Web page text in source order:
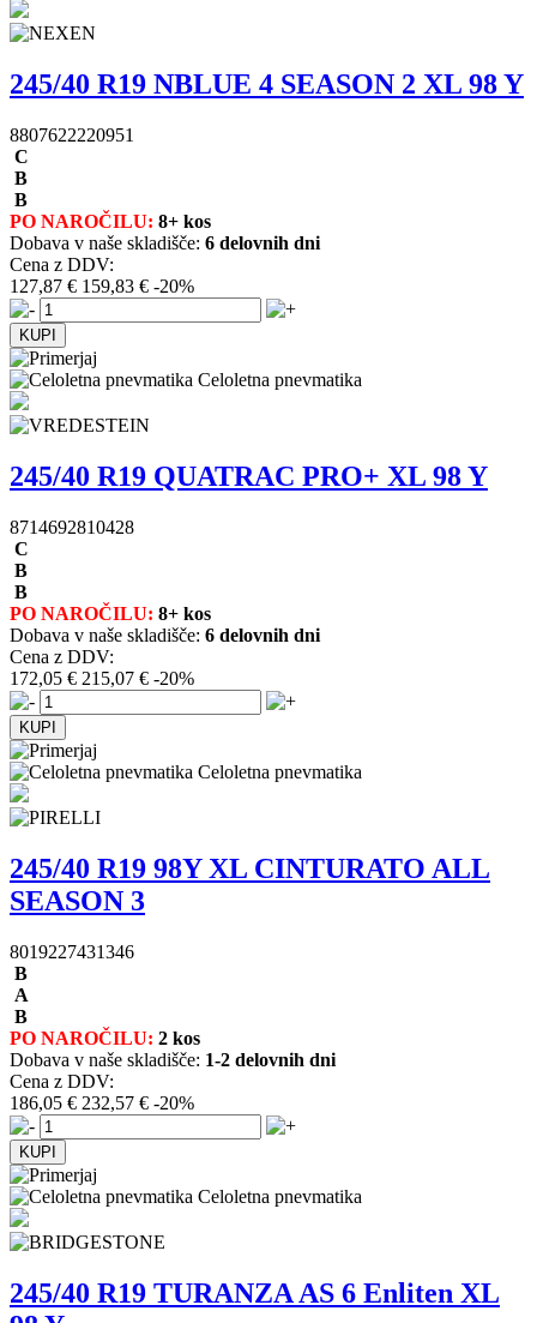
245/40 R19 NBLUE 4 SEASON 2 XL 98 Y
8807622220951
C
B
B
PO NAROČILU: 8+ kos
Dobava v naše skladišče: 6 delovnih dni
Cena z DDV:
127,87 € 159,83 € -20%
Celoletna pnevmatika
245/40 R19 QUATRAC PRO+ XL 98 Y
8714692810428
C
B
B
PO NAROČILU: 8+ kos
Dobava v naše skladišče: 6 delovnih dni
Cena z DDV:
172,05 € 215,07 € -20%
Celoletna pnevmatika
245/40 R19 98Y XL CINTURATO ALL
SEASON 3
8019227431346
B
A
B
PO NAROČILU: 2 kos
Dobava v naše skladišče: 1-2 delovnih dni
Cena z DDV:
186,05 € 232,57 € -20%
Celoletna pnevmatika
245/40 R19 TURANZA AS 6 Enliten XL